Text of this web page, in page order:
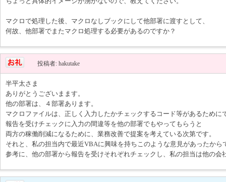
マクロで処理した後、マクロなしブックにして他部署に渡すとして、
何故、他部署でまたマクロ処理する必要があるのですか？
投稿者: hakutake
半平太さま
ありがとうございまます。
他の部署は、４部署あります。
マクロファイルは、正しく入力したかチェックするコード等があるために
報告を受けチェックに入力の間違等を他の部署でもやってもらうと
両方の稼働削減になるために、業務改善で提案を考えている次第です。
それと、私の担当内で最近VBAに興味を持ちこのような意見があったから
参考に、他の部署から報告を受けそれぞれチェックし、私の担当は他の会